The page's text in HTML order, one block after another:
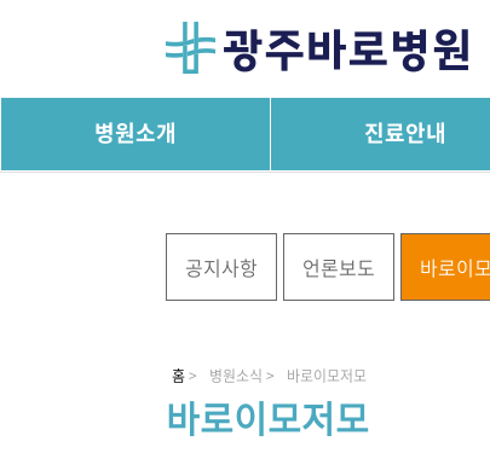
병원소개 진료안내
공지사항 언론보도 바로이
홈> 병원소식 > 바로이모저모
바로이모저모